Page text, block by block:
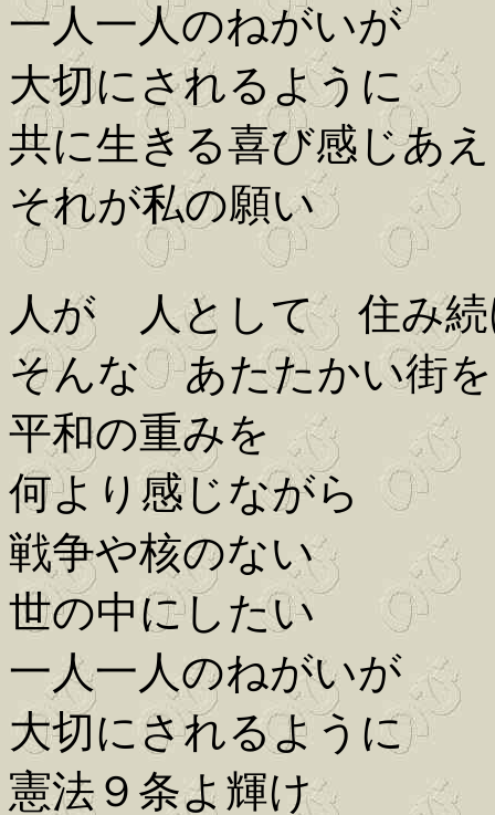
一人一人のねがいが
大切にされるように
共に生きる喜び感じあ
それが私の願い
人が 人として 住み続
そんな あたたかい街
平和の重みを
何より感じながら
戦争や核のない
世の中にしたい
一人一人のねがいが
大切にされるように
憲法９条よ輝け